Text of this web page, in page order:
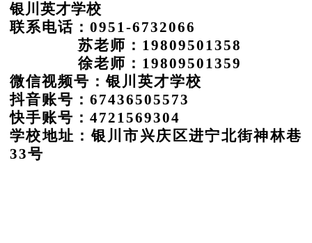
银川英才学校
联系电话： 0951-6732066
苏老师：19809501358
徐老师：19809501359
微信视频号：银川英才学校
抖音账号： 67436505573
快手账号： 4721569304
学校地址：银川市兴庆区进宁北街神林巷
33号